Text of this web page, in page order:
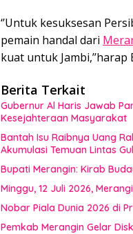
‘’Untuk kesuksesan
pemain handal dari
kuat untuk
Berita Terkait
Gubernur Al Haris Jawab
Kesejahteraan Masyarakat
Bantah Isu Raibnya Uang
Akumulasi Temuan Lintas
Bupati Merangin: Kirab
Minggu, 12 Juli 2026,
Nobar Piala Dunia 2026 di
Pemkab Merangin Gelar